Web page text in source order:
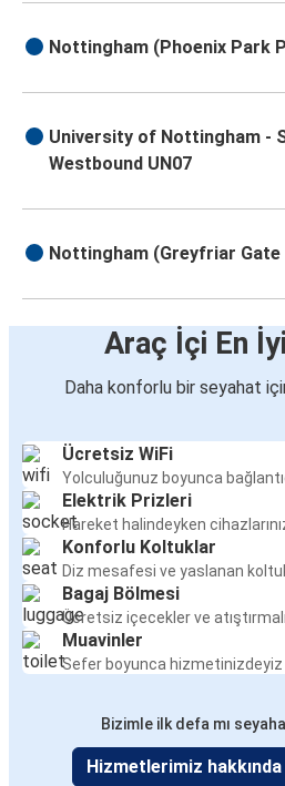
Nottingham (Phoenix Park
University of Nottingham -
Westbound UN07
Nottingham (Greyfriar Gate
Araç İçi En
Daha konforlu bir seyahat
Ücretsiz WiFi
Yolculuğunuz boyunca
Elektrik Prizleri
Hareket halindeyken
Konforlu Koltuklar
Diz mesafesi ve yaslanan
Bagaj Bölmesi
Ücretsiz içecekler ve
Muavinler
Sefer boyunca hizmetinizdeyiz
Bizimle ilk defa mı
Hizmetlerimiz